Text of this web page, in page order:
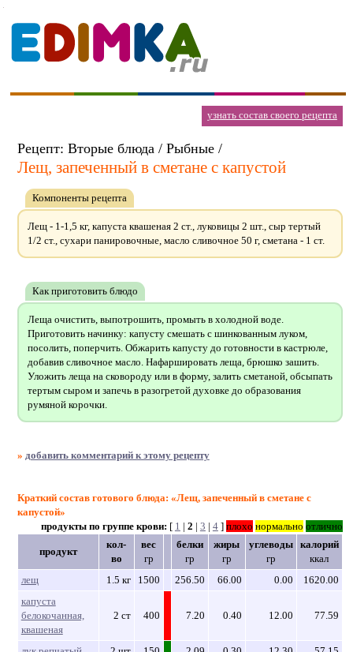
узнать состав своего рецепта
Рецепт: Вторые блюда / Рыбные /
Лещ, запеченный в сметане с капустой
Компоненты рецепта
Лещ - 1-1,5 кг, капуста квашеная 2 ст., луковицы 2 шт., сыр тертый
1/2 ст., сухари панировочные, масло сливочное 50 г, сметана - 1 ст.
Как приготовить блюдо
Леща очистить, выпотрошить, промыть в холодной воде.
Приготовить начинку: капусту смешать с шинкованным луком,
посолить, поперчить. Обжарить капусту до готовности в кастрюле,
добавив сливочное масло. Нафаршировать леща, брюшко зашить.
Уложить леща на сковороду или в форму, залить сметаной, обсыпать
тертым сыром и запечь в разогретой духовке до образования
румяной корочки.
» добавить комментарий к этому рецепту
Краткий состав готового блюда: «Лещ, запеченный в сметане с
капустой»
продукты по группе крови: [ 1 | 2 | 3 | 4] плохо нормально отлично
продукт
кол-
во
вес
гр
белки
гр
жиры
гр
углеводы
гр
калорий
ккал
лещ
1.5 кг 1500 256.50 66.00 0.00
1620.00
капуста
белокочанная,
квашеная
2 ст 400 7.20 0.40 12.00 77.59